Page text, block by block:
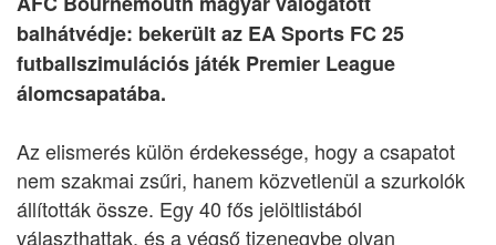
balhátvédje: bekerült az EA Sports FC 25
futballszimulációs játék Premier League
álomcsapatába.
Az elismerés külön érdekessége, hogy a csapatot
nem szakmai zsűri, hanem közvetlenül a szurkolók
állították össze. Egy 40 fős jelöltlistából
választhattak, és a végső tizenegybe olyan